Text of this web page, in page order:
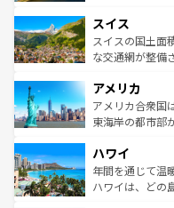
れる地方に足を
き
を参照してほし
は、お酒好きな人に
ドイツ情報はコ
リアごとに異な
ティー、ビール
戦など、本場だ
ンツ一覧を参照
スイス
スイスの国土面
な交通網が整備
の建物がそのま
博物館もあり、
ことができる。
ば市内交通費無料
着のスイス情報
アメリカ
アメリカ合衆国
東海岸の都市部
のような巨大都
ンメントが詰ま
西部には大自然
ハワイ
年間を通じて温
ハワイは、どの